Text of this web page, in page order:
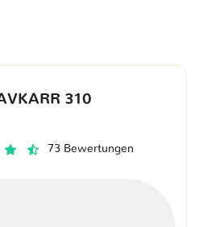
310
73 Bewertungen